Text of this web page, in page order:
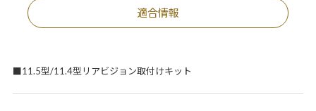
適合情報
■11.5型/11.4型リアビジョン取付けキット